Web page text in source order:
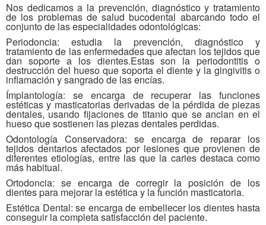
Nos dedicamos a la prevención, diagnóstico y tratamiento
de los problemas de salud bucodental abarcando todo el
conjunto de las especialidades odontológicas:
Periodoncia: estudia la prevención, diagnóstico y
tratamiento de las enfermedades que afectan los tejidos que
dan soporte a los dientes.Estas son la periodontitis o
destrucción del hueso que soporta el diente y la gingivitis o
inflamación y sangrado de las encías.
Ímplantología: se encarga de recuperar las funciones
estéticas y masticatorias derivadas de la pérdida de piezas
dentales, usando fijaciones de titanio que se anclan en el
hueso que sostienen las piezas dentales perdidas.
Odontología Conservadora: se encarga de reparar los
tejidos dentarios afectados por lesiones que provienen de
diferentes etiologías, entre las que la caries destaca como
más habitual.
Ortodoncia: se encarga de corregir la posición de los
dientes para mejorar la estética y la función masticatoria.
Estética Dental: se encarga de embellecer los dientes hasta
conseguir la completa satisfacción del paciente.